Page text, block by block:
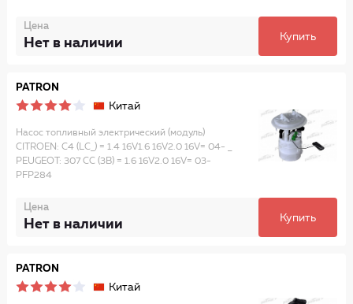
Цена
Нет в наличии Купить
PATRON
Китай
Насос топливный электрический (модуль)
CITROEN: C4 (LC_) = 1.4 16V1.6 16V2.0 16V= 04- _
PEUGEOT: 307 CC (3B) = 1.6 16V2.0 16V= 03-
PFP284
Цена
Нет в наличии Купить
PATRON
Китай